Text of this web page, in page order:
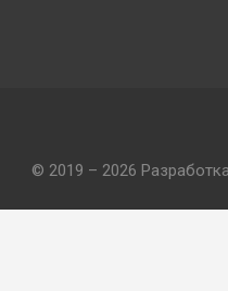
© 2019 – 2026